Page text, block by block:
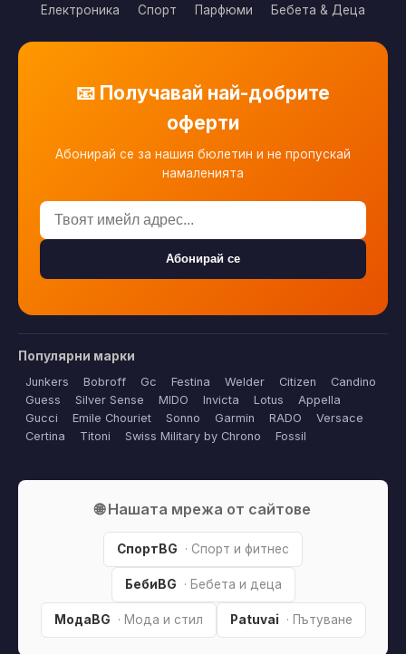
Електроника
Спорт Парфюми Бебета & Деца
📧 Получавай най-добрите
оферти
Абонирай се за нашия бюлетин и не пропускай
намаленията
Абонирай се
Популярни марки
Junkers Bobroff Gc Festina Welder Citizen
Candino
Guess
Silver Sense MIDO Invicta Lotus
Appella
Gucci
Emile Chouriet Sonno Garmin RADO
Versace
Certina
Titoni Swiss Military by Chrono Fossil
🌐 Нашата мрежа от сайтове
СпортBG · Спорт и фитнес
БебиBG · Бебета и деца
МодаBG · Мода и стил Patuvai · Пътуване